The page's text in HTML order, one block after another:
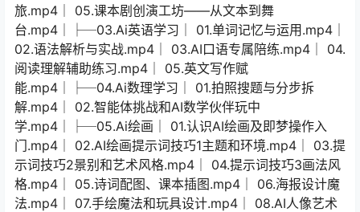
旅.mp4│ 05.课本剧创演工坊——从文本到舞
台.mp4│├─03.Ai英语学习│ 01.单词记忆与运用.mp4│
02.语法解析与实战.mp4│ 03.AI口语专属陪练.mp4│ 04.
阅读理解辅助练习.mp4│ 05.英文写作赋
能.mp4│├─04.Ai数理学习│ 01.拍照搜题与分步拆
解.mp4│ 02.智能体挑战和AI数学伙伴玩中
学.mp4│├─05.Ai绘画│ 01.认识AI绘画及即梦操作入
门.mp4│ 02.AI绘画提示词技巧1主题和环境.mp4│ 03.提
示词技巧2景别和艺术风格.mp4│ 04.提示词技巧3画法风
格.mp4│ 05.诗词配图、课本插图.mp4│ 06.海报设计魔
法.mp4│ 07.手绘魔法和玩具设计.mp4│ 08.AI人像艺术